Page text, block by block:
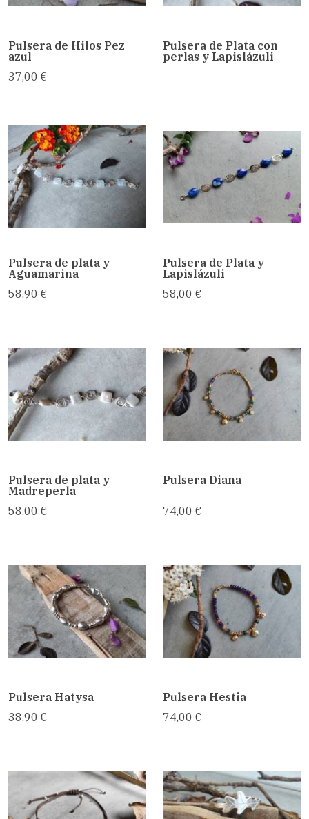
Pulsera de Hilos Pez
azul
37,00 €
Pulsera de Plata con
perlas y Lapislázuli
Pulsera de plata y
Aguamarina
58,90 €
Pulsera de Plata y
Lapislázuli
58,00 €
Pulsera de plata y
Madreperla
58,00 €
Pulsera Diana
74,00 €
Pulsera Hatysa
38,90 €
Pulsera Hestia
74,00 €